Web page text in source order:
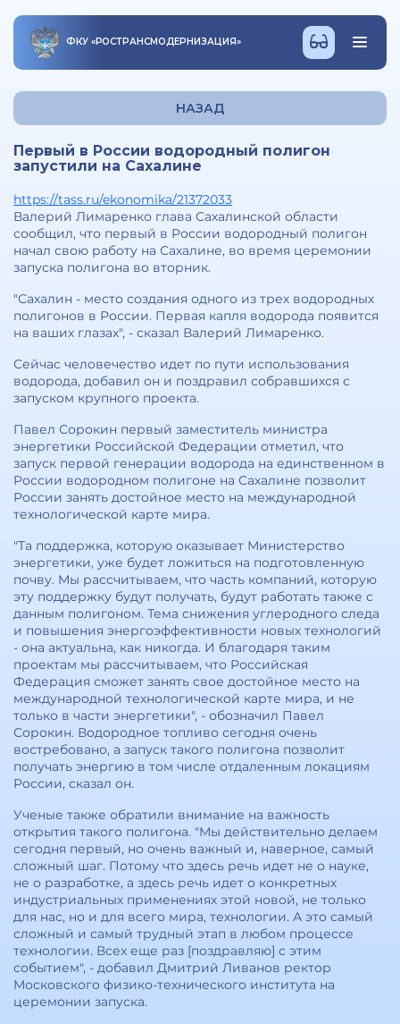
ФКУ «РОСТРАНСМОДЕРНИЗАЦИЯ»
НАЗАД
Первый в России водородный полигон
запустили на Сахалине
https://tass.ru/ekonomika/21372033
Валерий Лимаренко глава Сахалинской области
сообщил, что первый в России водородный полигон
начал свою работу на Сахалине, во время церемонии
запуска полигона во вторник.
"Сахалин - место создания одного из трех водородных
полигонов в России. Первая капля водорода появится
на ваших глазах", - сказал Валерий Лимаренко.
Сейчас человечество идет по пути использования
водорода, добавил он и поздравил собравшихся с
запуском крупного проекта.
Павел Сорокин первый заместитель министра
энергетики Российской Федерации отметил, что
запуск первой генерации водорода на единственном в
России водородном полигоне на Сахалине позволит
России занять достойное место на международной
технологической карте мира.
"Та поддержка, которую оказывает Министерство
энергетики, уже будет ложиться на подготовленную
почву. Мы рассчитываем, что часть компаний, которую
эту поддержку будут получать, будут работать также с
данным полигоном. Тема снижения углеродного следа
и повышения энергоэффективности новых технологий
- она актуальна, как никогда. И благодаря таким
проектам мы рассчитываем, что Российская
Федерация сможет занять свое достойное место на
международной технологической карте мира, и не
только в части энергетики", - обозначил Павел
Сорокин. Водородное топливо сегодня очень
востребовано, а запуск такого полигона позволит
получать энергию в том числе отдаленным локациям
России, сказал он.
Ученые также обратили внимание на важность
открытия такого полигона. "Мы действительно делаем
сегодня первый, но очень важный и, наверное, самый
сложный шаг. Потому что здесь речь идет не о науке,
не о разработке, а здесь речь идет о конкретных
индустриальных применениях этой новой, не только
для нас, но и для всего мира, технологии. А это самый
сложный и самый трудный этап в любом процессе
технологии. Всех еще раз [поздравляю] с этим
событием", - добавил Дмитрий Ливанов ректор
Московского физико-технического института на
церемонии запуска.